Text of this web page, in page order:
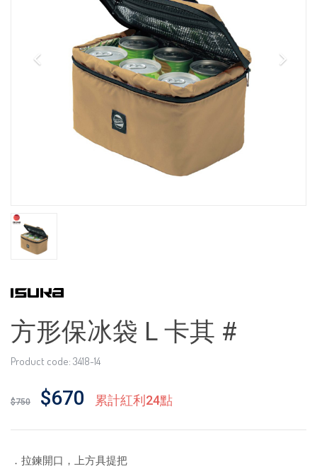
方形保冰袋 L 卡其 #
Product code: 3418-14
$750 $670 累計紅利24點
．拉鍊開口，上方具提把